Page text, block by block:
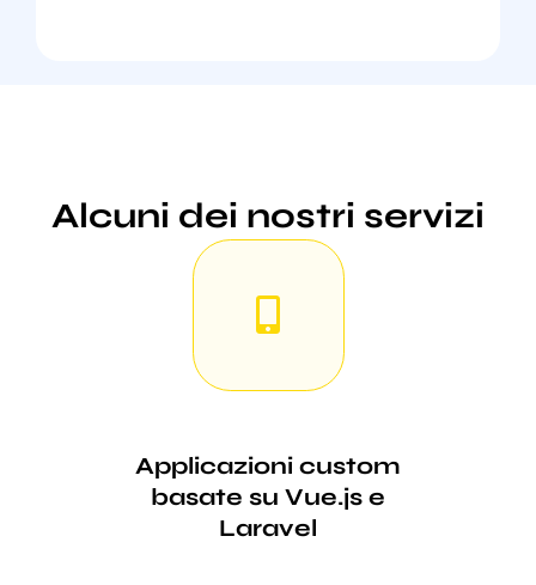
Alcuni dei nostri servizi
Applicazioni custom
basate su Vue.js e
Laravel